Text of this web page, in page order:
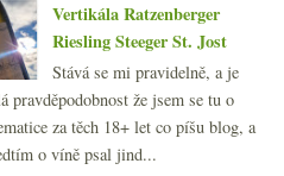
Vertikála Ratzenberger
Riesling Steeger St. Jost
Stává se mi pravidelně, a je
pravděpodobnost že jsem se tu o
za těch 18+ let co píšu blog, a
o víně psal jind...